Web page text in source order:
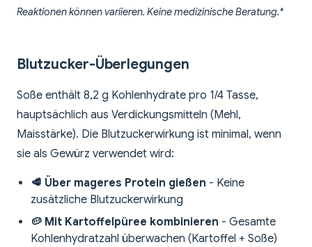
Reaktionen können variieren. Keine medizinische Beratung.*
Blutzucker-Überlegungen
Soße enthält 8,2 g Kohlenhydrate pro 1/4 Tasse,
hauptsächlich aus Verdickungsmitteln (Mehl,
Maisstärke). Die Blutzuckerwirkung ist minimal, wenn
sie als Gewürz verwendet wird:
🥩 Über mageres Protein gießen - Keine
zusätzliche Blutzuckerwirkung
🥔 Mit Kartoffelpüree kombinieren - Gesamte
Kohlenhydratzahl überwachen (Kartoffel + Soße)